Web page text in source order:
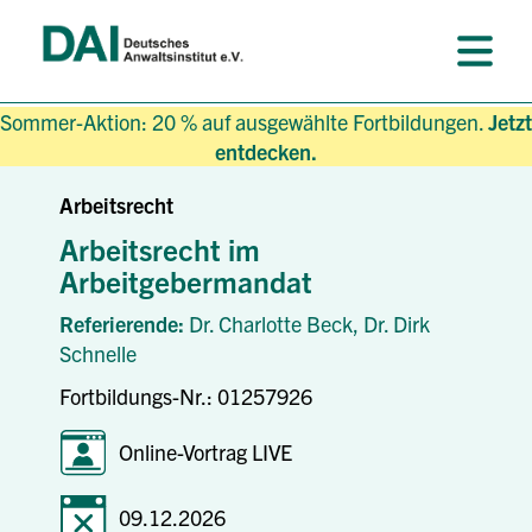
Sommer-Aktion: 20 % auf ausgewählte Fortbildungen.Jetzt
entdecken.
Arbeitsrecht
Arbeitsrecht im
Arbeitgebermandat
Referierende: Dr. Charlotte Beck, Dr. Dirk
Schnelle
Fortbildungs-Nr.: 01257926
Online-Vortrag LIVE
09.12.2026